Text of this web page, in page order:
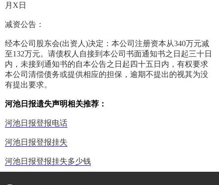
月X日
减资公告：
经本公司股东会(出资人)决定：本公司注册资本从340万元减
至132万元。请债权人自接到本公司书面通知书之日起三十日
内，未接到通知书的自本公告之日起四十五日内，有权要求
本公司清偿债务或提供相应的担保，逾期不提出的视其为没
有提出要求。
河池日报遗失声明相关推荐：
河池日报登报电话
河池日报登报挂失
河池日报登报挂失多少钱